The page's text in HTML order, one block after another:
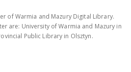
of Warmia and Mazury Digital Library.
are: University of Warmia and Mazury in
Public Library in Olsztyn.